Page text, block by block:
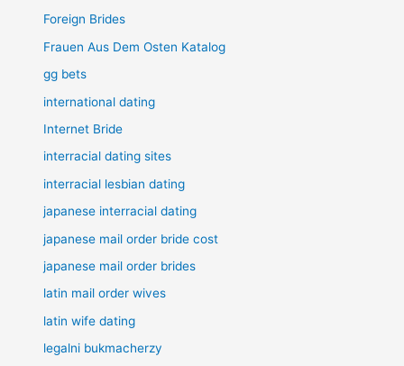
Foreign Brides
Frauen Aus Dem Osten Katalog
gg bets
international dating
Internet Bride
interracial dating sites
interracial lesbian dating
japanese interracial dating
japanese mail order bride cost
japanese mail order brides
latin mail order wives
latin wife dating
legalni bukmacherzy